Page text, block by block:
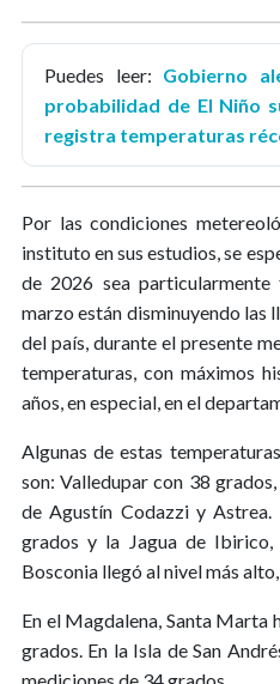
Puedes leer: Gobierno
probabilidad de El Niño
registra temperaturas
Por las condiciones
instituto en sus estudios, se
de 2026 sea
marzo están disminuyendo las
del país, durante el presente
temperaturas, con máximos
años, en especial, en el
Algunas de estas
son: Valledupar con 38
de Agustín Codazzi y Astrea.
grados y la Jagua de
Bosconia llegó al nivel más
En el Magdalena, Santa Marta
grados. En la Isla de San